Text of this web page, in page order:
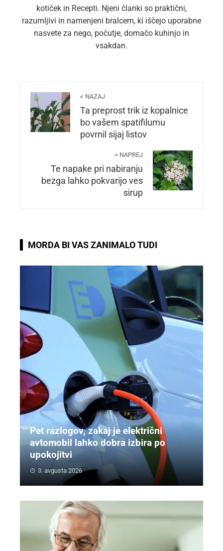
kotiček in Recepti. Njeni članki so praktični,
razumljivi in namenjeni bralcem, ki iščejo uporabne
nasvete za nego, počutje, domačo kuhinjo in
vsakdan.
< NAZAJ
Ta preprost trik iz kopalnice
bo vašem spatifilumu
povrnil sijaj listov
> NAPREJ
Te napake pri nabiranju
bezga lahko pokvarijo ves
sirup
MORDA BI VAS ZANIMALO TUDI
Pet razlogov, zakaj je električni
avtomobil lahko dobra izbira po
upokojitvi
3. avgusta 2026